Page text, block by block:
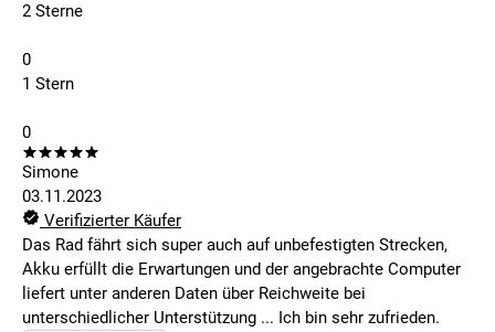
2 Sterne
0
1 Stern
0
Simone
03.11.2023
Verifizierter Käufer
Das Rad fährt sich super auch auf unbefestigten Strecken,
Akku erfüllt die Erwartungen und der angebrachte Computer
liefert unter anderen Daten über Reichweite bei
unterschiedlicher Unterstützung ... Ich bin sehr zufrieden.